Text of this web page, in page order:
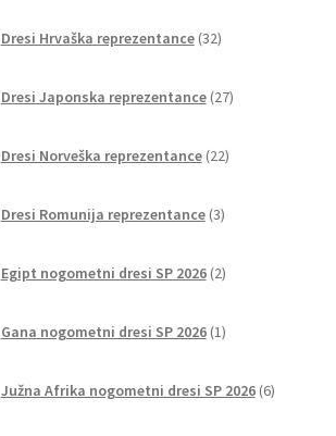
Dresi Hrvaška reprezentance 32izdelkov
Dresi Japonska reprezentance 27izdelkov
Dresi Norveška reprezentance 22izdelkov
Dresi Romunija reprezentance 3izdelki
Egipt nogometni dresi SP 2026 2izdelka
Gana nogometni dresi SP 2026 1izdelek
Južna Afrika nogometni dresi SP 2026 6izdelkov